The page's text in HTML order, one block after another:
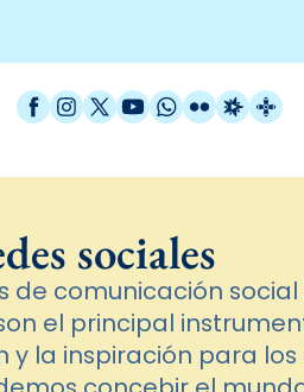
Facebook
Instagram
X / Twitter
YouTube
WhatsApp
FlickrRadio
sociales
de comunicación
el principal
la inspiración para